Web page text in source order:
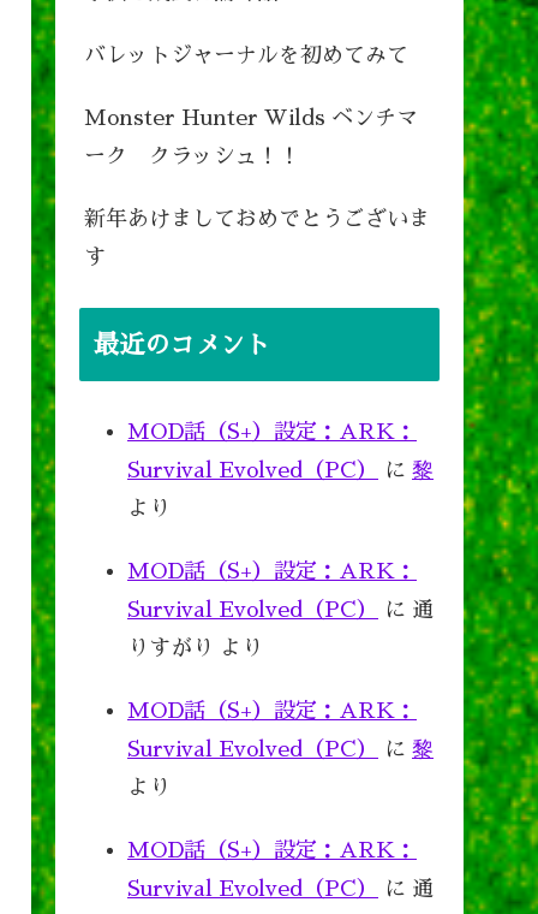
バレットジャーナルを初めてみて
Monster Hunter Wilds ベンチマ
ーク クラッシュ！！
新年あけましておめでとうございま
す
最近のコメント
MOD話（S+）設定：ARK：
Survival Evolved（PC）
に 黎
より
MOD話（S+）設定：ARK：
Survival Evolved（PC）
に 通
りすがり
より
MOD話（S+）設定：ARK：
Survival Evolved（PC）
に 黎
より
MOD話（S+）設定：ARK：
Survival Evolved（PC）
に 通